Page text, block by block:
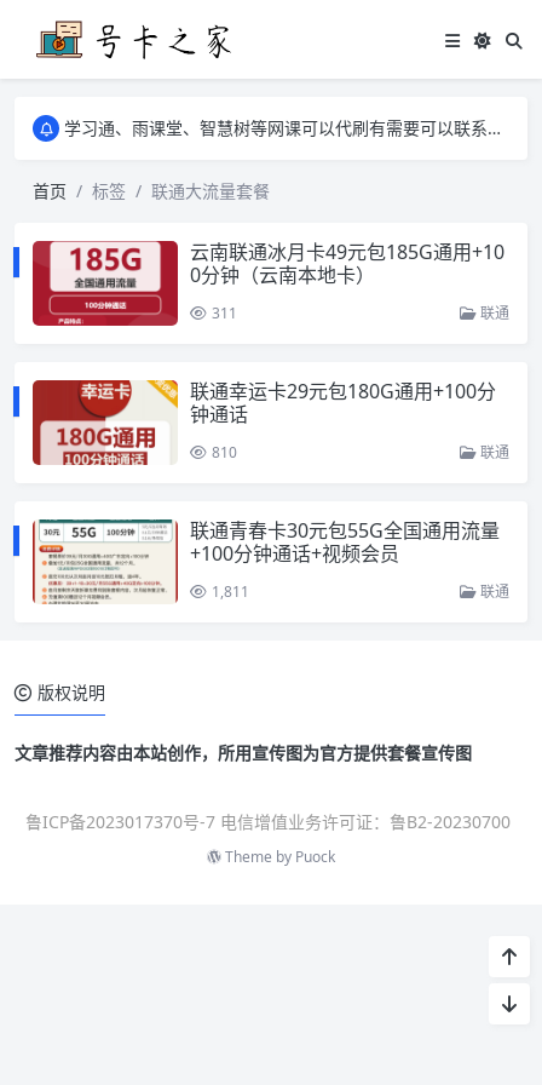
学习通、雨课堂、智慧树等网课可以代刷有需要可以联系邮箱i@tuzi.la
学习通、雨课堂、智慧树等网课可以代刷有需要可以联系邮箱i@tuzi.la
首页
标签 联通大流量套餐
云南联通冰月卡49元包185G通用+10
0分钟（云南本地卡）
311 联通
联通幸运卡29元包180G通用+100分
钟通话
810 联通
联通青春卡30元包55G全国通用流量
+100分钟通话+视频会员
1,811 联通
版权说明
文章推荐内容由本站创作，所用宣传图为官方提供套餐宣传图
鲁ICP备2023017370号-7 电信增值业务许可证：鲁B2-20230700
Theme by Puock